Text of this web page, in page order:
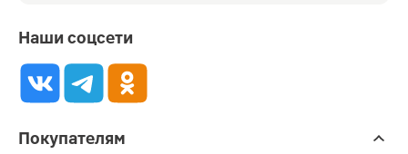
Наши соцсети
Покупателям